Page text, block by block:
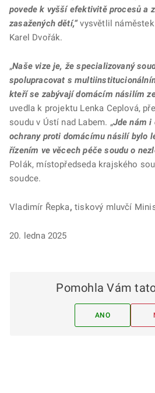
povede k vyšší efektivitě procesů a
zasažených dětí,“vysvětlil
Karel Dvořák.
„Naše vize je, že specializovaný
spolupracovat s
kteří se zabývají domácím násilím
uvedla k projektu Lenka Ceplová,
soudu v Ústí nad Labem. „Jde nám i
ochrany proti domácímu násilí bylo
řízením ve věcech péče soudu o
Polák, místopředseda krajského
soudce.
Vladimír Řepka, tiskový mluvčí
20. ledna 2025
Pomohla Vám
ANO